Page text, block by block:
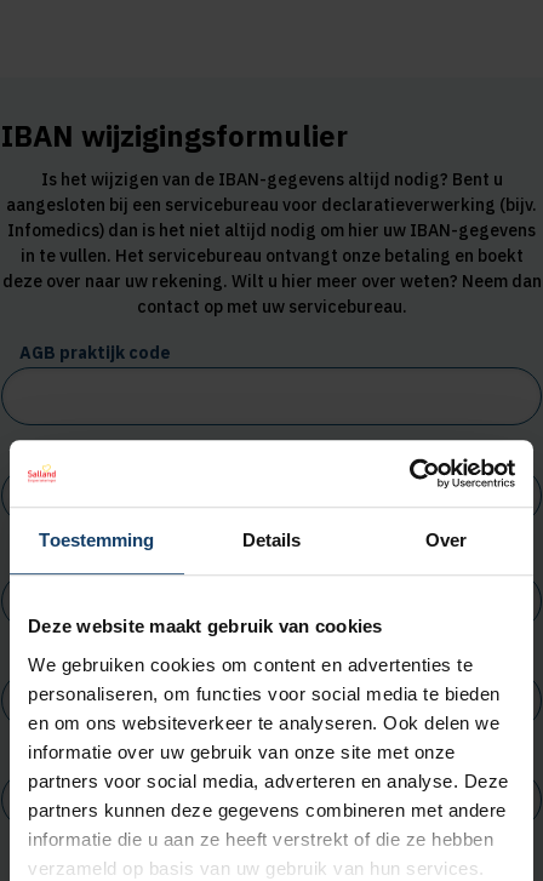
Toestemming Details Over
Deze website maakt gebruik van cookies
We gebruiken cookies om content en advertenties te
personaliseren, om functies voor social media te bieden
en om ons websiteverkeer te analyseren. Ook delen we
informatie over uw gebruik van onze site met onze
partners voor social media, adverteren en analyse. Deze
partners kunnen deze gegevens combineren met andere
informatie die u aan ze heeft verstrekt of die ze hebben
verzameld op basis van uw gebruik van hun services.
IBAN wijzigingsformulier
Is het wijzigen van de IBAN-gegevens altijd nodig? Bent u
aangesloten bij een servicebureau voor declaratieverwerking (bijv.
Infomedics) dan is het niet altijd nodig om hier uw IBAN-gegevens
in te vullen. Het servicebureau ontvangt onze betaling en boekt
deze over naar uw rekening. Wilt u hier meer over weten? Neem dan
contact op met uw servicebureau.
AGB praktijk code
(Nieuwe) IBAN-rekeningnummer
Tenaamstelling IBAN
Plaatsnaam IBAN